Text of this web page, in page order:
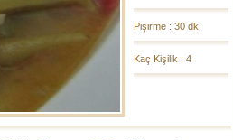
Pişirme : 30 dk
Kaç Kişilik : 4